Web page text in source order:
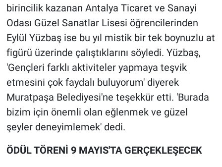
birincilik kazanan Antalya Ticaret ve Sanayi
Odası Güzel Sanatlar Lisesi öğrencilerinden
Eylül Yüzbaş ise bu yıl mistik bir tek boynuzlu at
figürü üzerinde çalıştıklarını söyledi. Yüzbaş,
'Gençleri farklı aktiviteler yapmaya teşvik
etmesini çok faydalı buluyorum' diyerek
Muratpaşa Belediyesi'ne teşekkür etti. 'Burada
bizim için önemli olan eğlenmek ve güzel
şeyler deneyimlemek' dedi.
ÖDÜL TÖRENİ 9 MAYIS'TA GERÇEKLEŞECEK